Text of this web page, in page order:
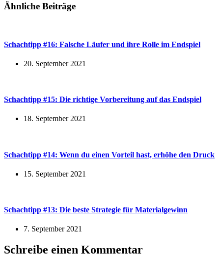
Ähnliche Beiträge
Schachtipp #16: Falsche Läufer und ihre Rolle im Endspiel
20. September 2021
Schachtipp #15: Die richtige Vorbereitung auf das Endspiel
18. September 2021
Schachtipp #14: Wenn du einen Vorteil hast, erhöhe den Druck
15. September 2021
Schachtipp #13: Die beste Strategie für Materialgewinn
7. September 2021
Schreibe einen Kommentar